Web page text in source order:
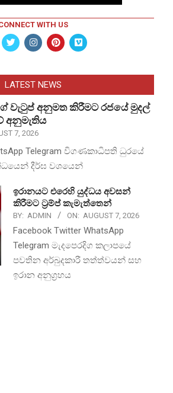
WITH US
LATEST NEWS
වැටුප් අනුමත කිරීමට රජයේ මුදල්
අනුමැතිය
7, 2026
Telegram විගණකාධිපති ධුරයේ
දීර්ඝ වශයෙන්
ඉරානයට එරෙහි යුද්ධය අවසන්
කිරීමට ට්‍රම්ප් කැමැත්තෙන්
BY: ADMIN ON: AUGUST 7, 2026
Facebook Twitter WhatsApp
Telegram මැදපෙරදිග කලාපයේ
පවතින අර්බුදකාරී තත්ත්වයන් සහ
ඉරාන අනුග්‍රහය